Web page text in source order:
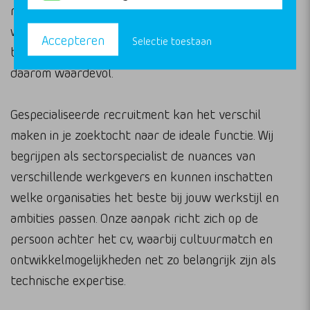
nieuwe wetgeving of uitbreiding van teams en
worden niet altijd breed uitgeschreven. Netwerken
binnen de sector en contact houden met collega’s is
daarom waardevol.
Gespecialiseerde recruitment kan het verschil
maken in je zoektocht naar de ideale functie. Wij
begrijpen als sectorspecialist de nuances van
verschillende werkgevers en kunnen inschatten
welke organisaties het beste bij jouw werkstijl en
ambities passen. Onze aanpak richt zich op de
persoon achter het cv, waarbij cultuurmatch en
ontwikkelmogelijkheden net zo belangrijk zijn als
technische expertise.
Accepteren Selectie toestaan